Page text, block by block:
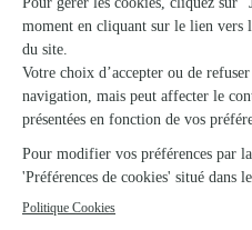
Vernouillet
★ ★ ★ ★4.3 (445)
31, route de Chartres ZAC Plein Sud
Voir la boutique